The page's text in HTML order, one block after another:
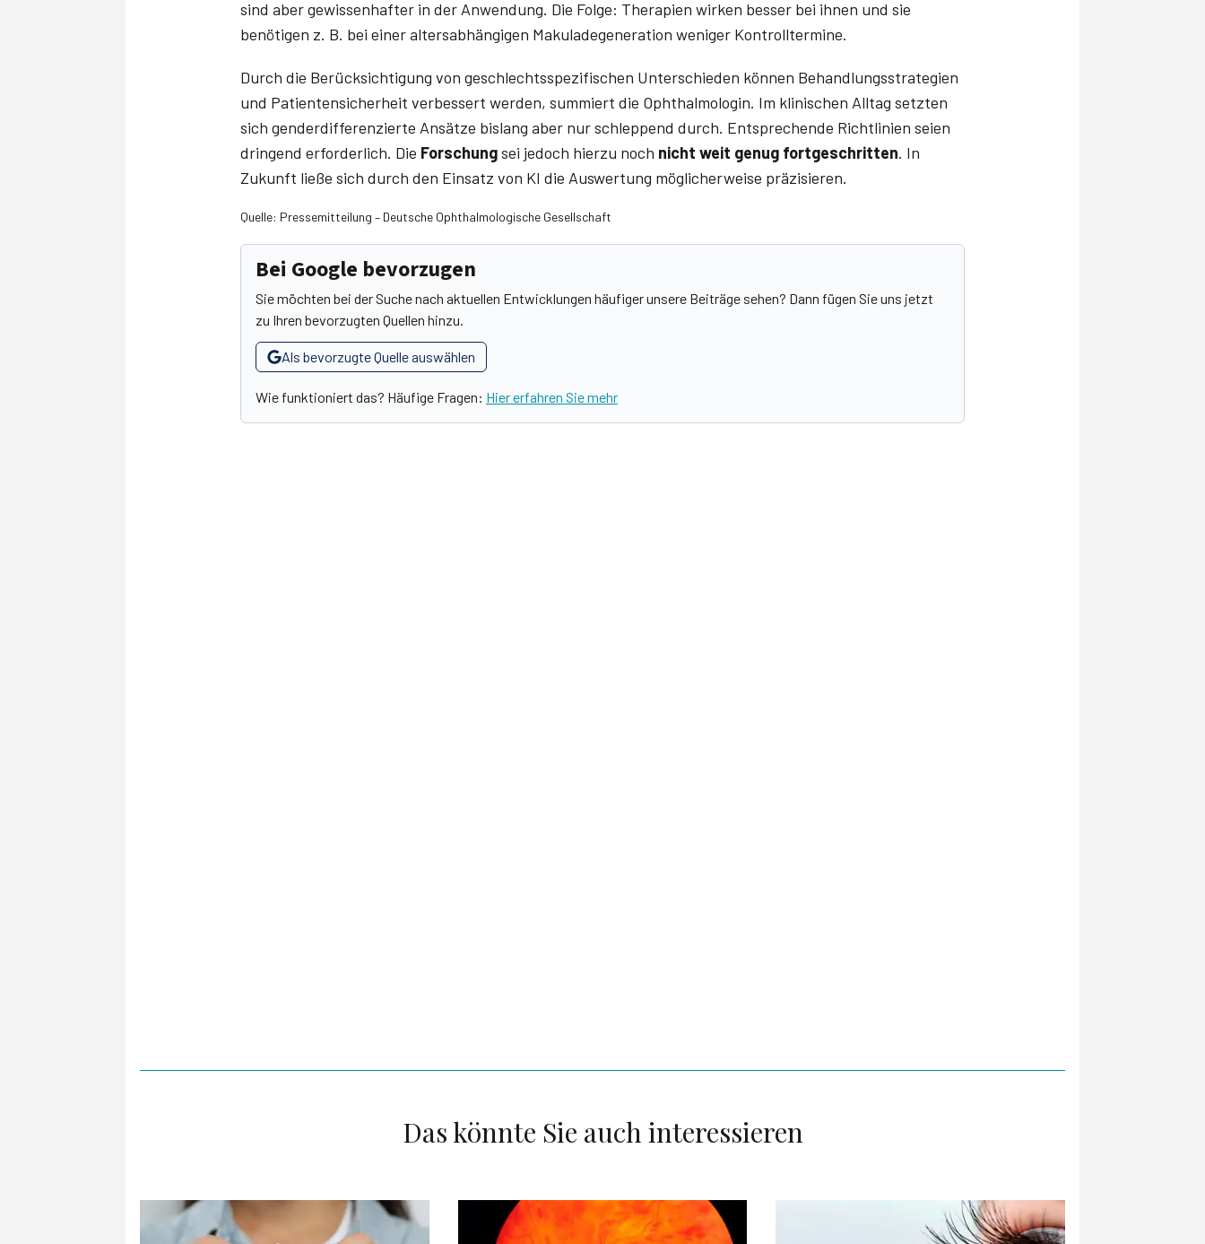
sind aber gewissenhafter in der Anwendung. Die Folge: Therapien wirken besser bei ihnen und sie
benötigen z. B. bei einer altersabhängigen Makuladegeneration weniger Kontrolltermine.
Durch die Berücksichtigung von geschlechtsspezifischen Unterschieden können Behandlungsstrategien
und Patientensicherheit verbessert werden, summiert die Ophthalmologin. Im klinischen Alltag setzten
sich genderdifferenzierte Ansätze bislang aber nur schleppend durch. Entsprechende Richtlinien seien
dringend erforderlich. Die Forschungsei jedoch hierzu noch nicht weit genug fortgeschritten. In
Zukunft ließe sich durch den Einsatz von KI die Auswertung möglicherweise präzisieren.
Quelle: Pressemitteilung – Deutsche Ophthalmologische Gesellschaft
Bei Google bevorzugen
Sie möchten bei der Suche nach aktuellen Entwicklungen häufiger unsere Beiträge sehen? Dann fügen Sie uns jetzt
zu Ihren bevorzugten Quellen hinzu.
Als bevorzugte Quelle auswählen
Wie funktioniert das? Häufige Fragen: Hier erfahren Sie mehr
Das könnte Sie auch interessieren